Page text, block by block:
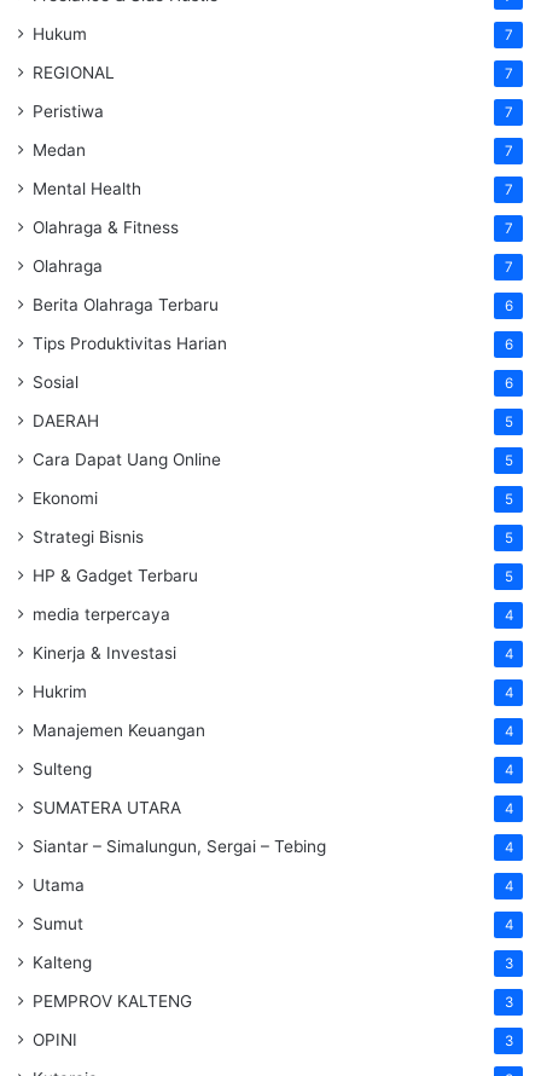
Hukum 7
REGIONAL 7
Peristiwa 7
Medan 7
Mental Health 7
Olahraga & Fitness 7
Olahraga 7
Berita Olahraga Terbaru 6
Tips Produktivitas Harian 6
Sosial 6
DAERAH 5
Cara Dapat Uang Online 5
Ekonomi 5
Strategi Bisnis 5
HP & Gadget Terbaru 5
media terpercaya 4
Kinerja & Investasi 4
Hukrim 4
Manajemen Keuangan 4
Sulteng 4
SUMATERA UTARA 4
Siantar – Simalungun, Sergai – Tebing 4
Utama 4
Sumut 4
Kalteng 3
PEMPROV KALTENG 3
OPINI 3